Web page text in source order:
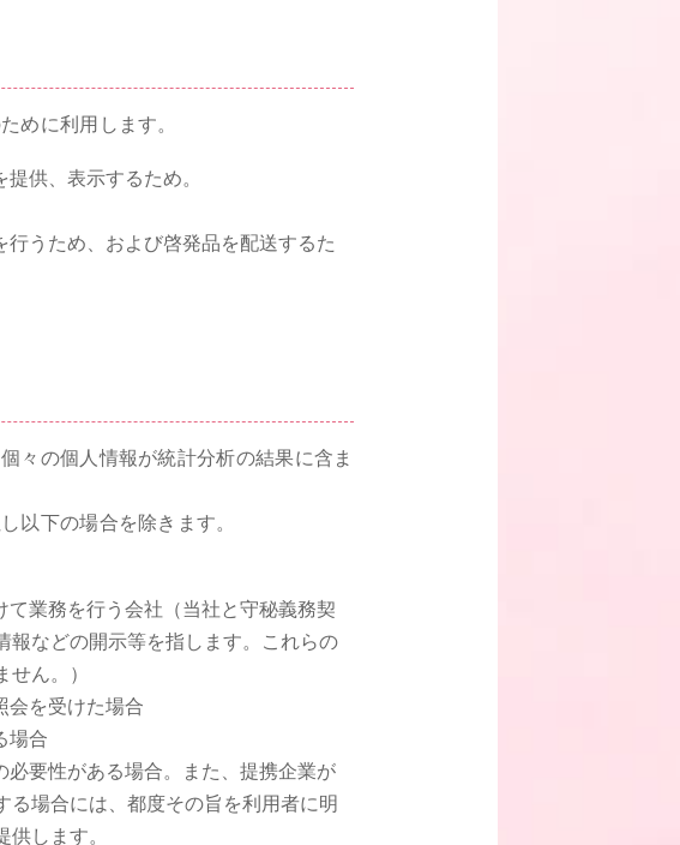
めに利用します。
供、表示するため。
うため、および啓発品を配送するた
々の個人情報が統計分析の結果に含ま
以下の場合を除きます。
業務を行う会社（当社と守秘義務契
報などの開示等を指します。これらの
ん。）
会を受けた場合
場合
必要性がある場合。また、提携企業が
場合には、都度その旨を利用者に明
します。